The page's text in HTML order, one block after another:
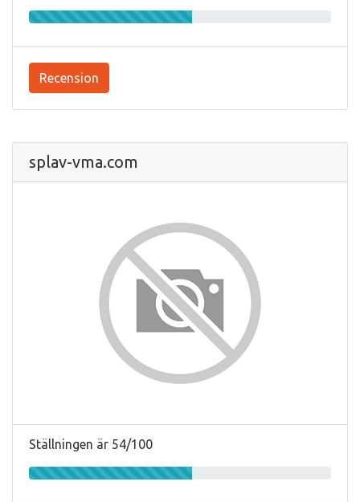
Recension
splav-vma.com
Ställningen är 54/100